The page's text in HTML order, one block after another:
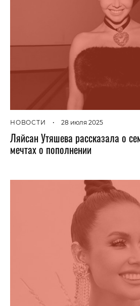
НОВОСТИ • 28 июля 2025
Ляйсан Утяшева рассказала о
мечтах о пополнении